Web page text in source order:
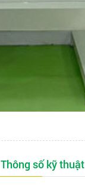
Thông số kỹ thuật